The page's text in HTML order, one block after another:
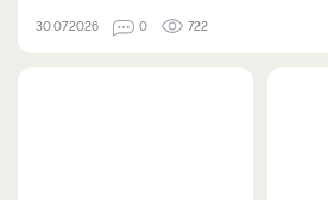
30.07.2026 0 722